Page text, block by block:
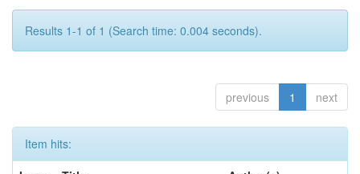
Results 1-1 of 1 (Search time: 0.004 seconds).
previous 1 next
Item hits: